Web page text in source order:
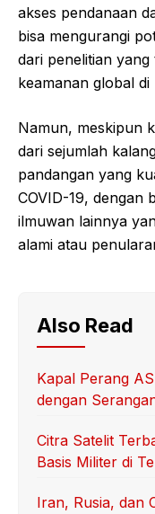
akses pendanaan
bisa mengurangi
dari penelitian
keamanan global di
Namun, meskipun
dari sejumlah
pandangan yang
COVID-19, dengan
ilmuwan lainnya
alami atau
Also Read
Kapal Perang
dengan
Citra Satelit
Basis Militer di
Iran, Rusia, dan